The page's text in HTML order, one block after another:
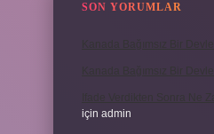
SON YORUMLAR
için admin